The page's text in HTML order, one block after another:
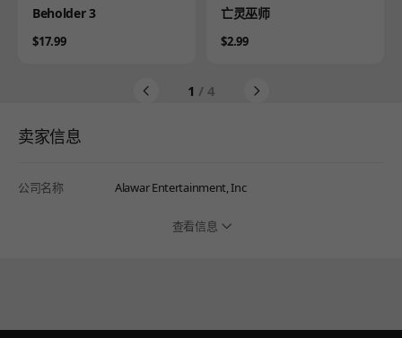
Product
Beholder 3
Price
$17.99
Product
亡灵巫师
Price
$2.99
1 / 4
卖家信息
公司名称 Alawar Entertainment, Inc
查看信息